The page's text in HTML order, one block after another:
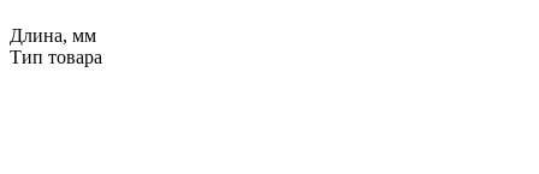
Длина, мм
Тип товара